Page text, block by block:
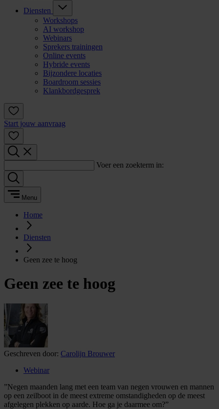
Diensten
Workshops
AI workshop
Webinars
Sprekers trainingen
Online events
Hybride events
Bijzondere locaties
Boardroom sessies
Klankbordgesprek
Start jouw aanvraag
Voer een zoekterm in:
Menu
Home
Diensten
Geen zee te hoog
Geen zee te hoog
Geschreven door: Carolijn Brouwer
Webinar
”Negen maanden lang met een team van negen vrouwen en mannen
op een zeilboot in de meest extreme omstandigheden op de meest
afgelegen plekken op aarde. Hoe ga je daarmee om?”